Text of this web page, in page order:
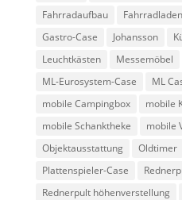
Fahrradaufbau
Fahrradladen
Gastro-Case
Johansson
Leuchtkästen
Messemöbel
ML-Eurosystem-Case
ML
mobile Campingbox
mobile
mobile Schanktheke
mobile
Objektausstattung
Oldtimer
Plattenspieler-Case
Rednerpult höhenverstellung